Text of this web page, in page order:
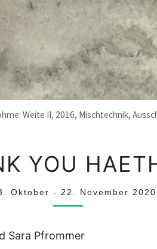
Weite II, 2016, Mischtechnik,
YOU
YOU
Oktober-22. November 2020
Sara Pfrommer